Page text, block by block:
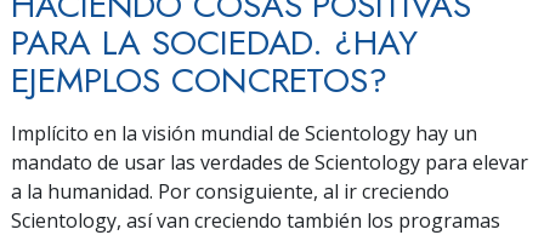
PARA LA SOCIEDAD. ¿HAY
EJEMPLOS CONCRETOS?
Implícito en la visión mundial de Scientology hay un
mandato de usar las verdades de Scientology para elevar
a la humanidad. Por consiguiente, al ir creciendo
Scientology, así van creciendo también los programas